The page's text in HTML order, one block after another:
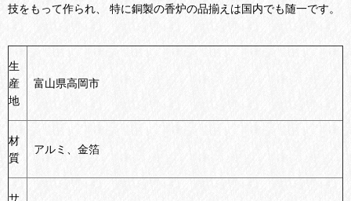
技をもって作られ、 特に銅製の香炉の品揃えは国内でも随一です。
生
産
地
富山県高岡市
材
質
アルミ、金箔
サ